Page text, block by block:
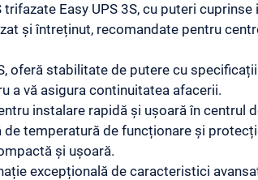
trifazate Easy UPS 3S, cu puteri
și întreținut, recomandate pentru
oferă stabilitate de putere cu
a vă asigura continuitatea afacerii.
instalare rapidă și ușoară în centrul
de temperatură de funcționare și
și ușoară.
excepțională de caracteristici